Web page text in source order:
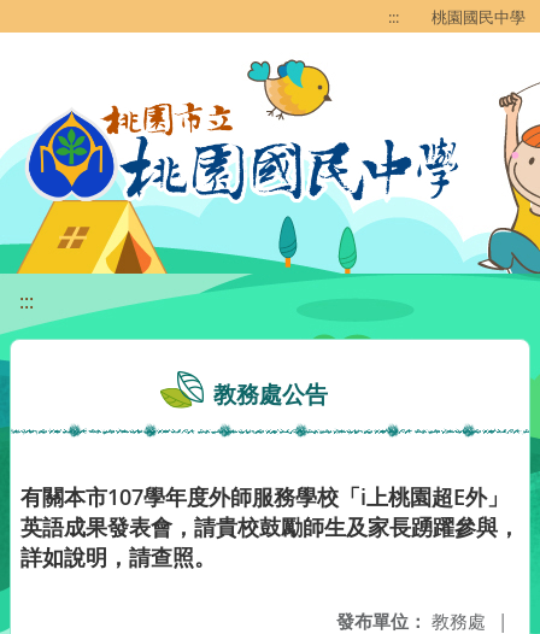
::: 桃園國民中學
:::
教務處公告
有關本市107學年度外師服務學校「i上桃園超E外」
英語成果發表會，請貴校鼓勵師生及家長踴躍參與，
詳如說明，請查照。
發布單位： 教務處 |